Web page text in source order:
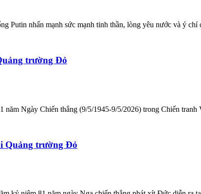
Putin nhấn mạnh sức mạnh tinh thần, lòng yêu nước và ý chí
trường Đỏ
Ngày Chiến thắng (9/5/1945-9/5/2026) trong Chiến
Quảng trường Đỏ